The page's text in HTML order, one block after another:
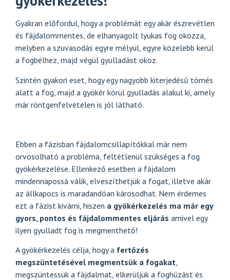
Gyakran előfordul, hogy a problémát egy akár észrevétlen
és fájdalommentes, de elhanyagolt lyukas fog okozza,
melyben a szuvasodás egyre mélyül, egyre közelebb kerül
a fogbélhez, majd végül gyulladást okoz.
Szintén gyakori eset, hogy egy nagyobb kiterjedésű tömés
alatt a fog, majd a gyökér körül gyulladás alakul ki, amely
már röntgenfelvételen is jól látható.
Ebben a fázisban fájdalomcsillapítókkal már nem
orvosolható a probléma, feltétlenül szükséges a fog
gyökérkezelése. Ellenkező esetben a fájdalom
mindennapossá válik, elveszíthetjük a fogat, illetve akár
az állkapocs is maradandóan károsodhat. Nem érdemes
ezt a fázist kivárni, hiszen a gyökérkezelés ma már egy
gyors, pontos és fájdalommentes eljárás amivel egy
ilyen gyulladt fog is megmenthető!
A gyökérkezelés célja, hogy a fertőzés
megszüntetésével megmentsük a fogakat
megszüntessük a fájdalmat, elkerüljük a foghúzást és